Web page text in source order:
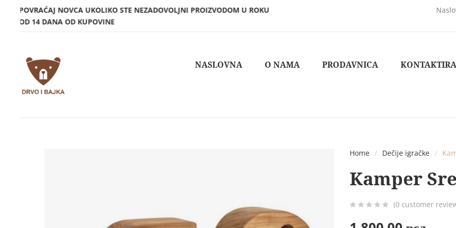
POVRAĆAJ NOVCA UKOLIKO STE NEZADOVOLJNI PROIZVODOM U ROKU
OD 14 DANA OD KUPOVINE
STOJIMO NA RASPOLAGANJU ZA SVA PITANJA
NASLOVNA O NAMA PRODAVNICA
Home / Dečije igračke /
Kamper
(0 customer